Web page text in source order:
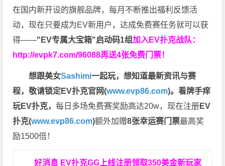
在国内新开设的旗舰品牌，每月不断推出福利反馈活
动，现在只要成为EV新用户，达成免费赛任务就可以获
得——"EV专属大宝箱"启动码1组加入EV扑克战队：
http://evpk7.com/96088再送4张免费门票！
想跟美女Sashimi一起玩，想知道最新资讯与赛
程，敬请锁定EV扑克官网(www.evp86.com)。看牌手痒
玩EV扑克，每日多场免费赛奖励高达20w，现在注册EV
扑克(www.evp86.com)额外加赠8张幸运赛门票最高奖
励1500倍！
好消息 EV扑克GG上线注册领取350美金新玩家